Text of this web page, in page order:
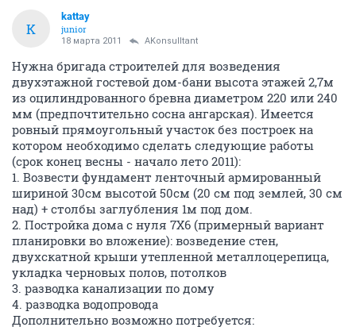
K
kattay
junior
18 марта 2011 AKonsulltant
Нужна бригада строителей для возведения
двухэтажной гостевой дом-бани высота этажей 2,7м
из оцилиндрованного бревна диаметром 220 или 240
мм (предпочтительно сосна ангарская). Имеется
ровный прямоугольный участок без построек на
котором необходимо сделать следующие работы
(срок конец весны - начало лето 2011):
1. Возвести фундамент ленточный армированный
шириной 30см высотой 50см (20 см под землей, 30 см
над) + столбы заглубления 1м под дом.
2. Постройка дома с нуля 7Х6 (примерный вариант
планировки во вложение): возведение стен,
двухскатной крыши утепленной металлоцерепица,
укладка черновых полов, потолков
3. разводка канализации по дому
4. разводка водопровода
Дополнительно возможно потребуется: